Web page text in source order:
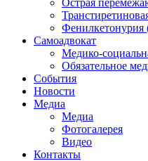
Острая
Самоадвокат
Медико-
Обязательное
События
Новости
Медиа
Медиа
Фотогалерея
Видео
Контакты